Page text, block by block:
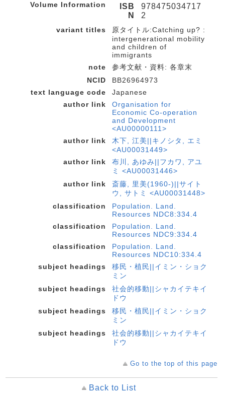
Volume Information
ISB
N
978475034717
2
variant titles
原タイトル:Catching up? :
intergenerational mobility
and children of
immigrants
note
参考文献・資料: 各章末
NCID
BB26964973
text language code
Japanese
author link
Organisation for
Economic Co-operation
and Development
<AU00000111>
author link
木下, 江美||キノシタ, エミ
<AU00031449>
author link
布川, あゆみ||フカワ, アユ
ミ <AU00031446>
author link
斎藤, 里美(1960-)||サイト
ウ, サトミ <AU00031448>
classification
Population. Land.
Resources NDC8:334.4
classification
Population. Land.
Resources NDC9:334.4
classification
Population. Land.
Resources NDC10:334.4
subject headings
移民・植民||イミン・ショク
ミン
subject headings
社会的移動||シャカイテキイ
ドウ
subject headings
移民・植民||イミン・ショク
ミン
subject headings
社会的移動||シャカイテキイ
ドウ
Go to the top of this page
Back to List